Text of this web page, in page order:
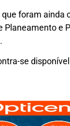
foram
Planeamento e
se